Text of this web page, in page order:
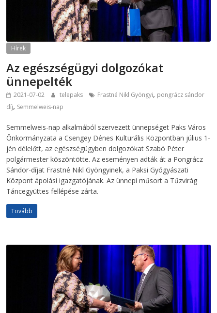
Hírek
Az egészségügyi dolgozókat
ünnepelték
2021-07-02 telepaks Frastné Nikl Gyöngyi, pongrácz sándor
díj, Semmelweis-nap
Semmelweis-nap alkalmából szervezett ünnepséget Paks Város
Önkormányzata a Csengey Dénes Kulturális Központban július 1-
jén délelőtt, az egészségügyben dolgozókat Szabó Péter
polgármester köszöntötte. Az eseményen adták át a Pongrácz
Sándor-díjat Frastné Nikl Gyöngyinek, a Paksi Gyógyászati
Központ ápolási igazgatójának. Az ünnepi műsort a Tűzvirág
Táncegyüttes fellépése zárta.
Tovább